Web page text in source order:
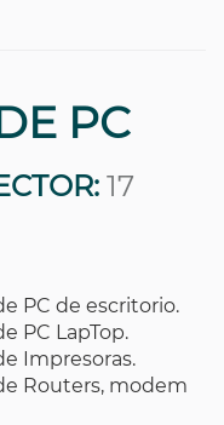
PC
17
PC de escritorio.
PC LapTop.
Impresoras.
Routers, modem